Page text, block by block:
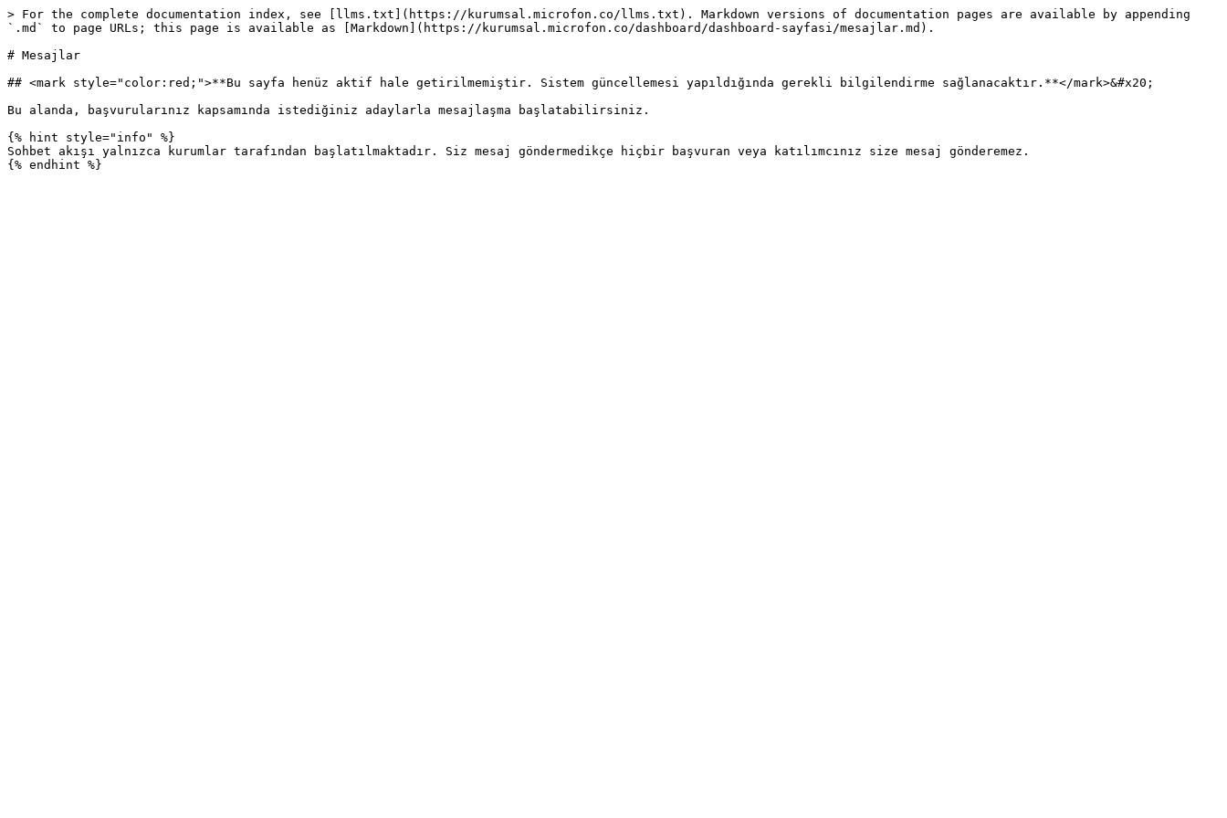
> For the complete documentation index, see [llms.txt](https://kurumsal.microfon.co/llms.txt). Markdown versions of documentation pages are available by appending
`.md` to page URLs; this page is available as [Markdown](https://kurumsal.microfon.co/dashboard/dashboard-sayfasi/mesajlar.md).
# Mesajlar
## <mark style="color:red;">**Bu sayfa henüz aktif hale getirilmemiştir. Sistem güncellemesi yapıldığında gerekli bilgilendirme sağlanacaktır.**</mark>&#x20;
Bu alanda, başvurularınız kapsamında istediğiniz adaylarla mesajlaşma başlatabilirsiniz.
{% hint style="info" %}
Sohbet akışı yalnızca kurumlar tarafından başlatılmaktadır. Siz mesaj göndermedikçe hiçbir başvuran veya katılımcınız size mesaj gönderemez.